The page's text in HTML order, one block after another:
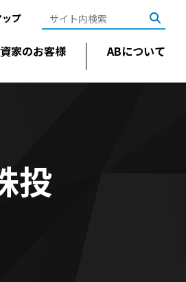
プ
家のお客様 ABについて
投